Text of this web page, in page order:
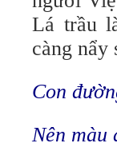
Lá trầu
càng nẩy
Con
Nên màu